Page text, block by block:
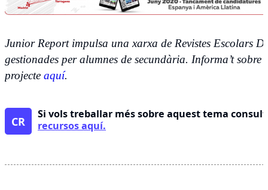
Junior Report impulsa una xarxa de Revistes Escolars
gestionades per alumnes de secundària. Informa’t sobre
projecte aquí.
CR
Si vols treballar més sobre aquest tema
recursos aquí.